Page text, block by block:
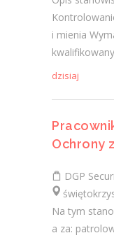
i mienia
dzisiaj
Ochrony
DGP
Na tym
a za: